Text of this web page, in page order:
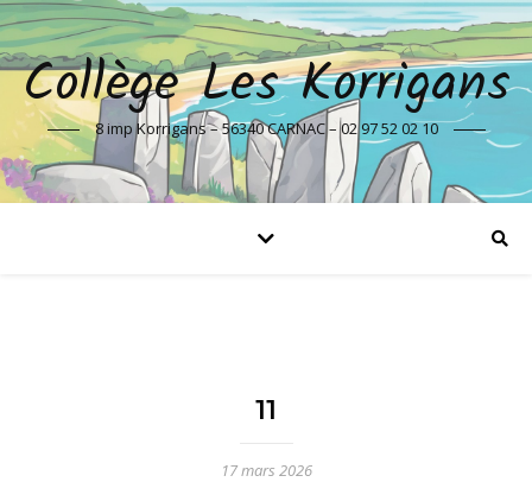
Collège Les Korrigans
8 imp Korrigans – 56340 CARNAC – 02 97 52 02 10
11
17 mars 2026